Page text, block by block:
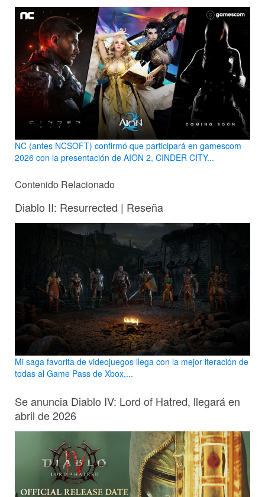
NC (antes NCSOFT) confirmó que participará en gamescom
2026 con la presentación de AION 2, CINDER CITY...
Contenido Relacionado
Diablo II: Resurrected | Reseña
Mi saga favorita de videojuegos llega con la mejor iteración de
todas al Game Pass de Xbox,...
Se anuncia Diablo IV: Lord of Hatred, llegará en
abril de 2026